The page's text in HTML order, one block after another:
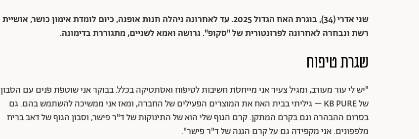
שני אדרי (34), בוגרת האח הגדול 2025. עד לאחרונה ניהלה חנות אופנה, כיום לומדת אימון כושר, אושיית
רשת ונבחרה לאחרונה לפרזנטורית של "סקופ". גרושה ואמא לשניים, מתגוררת בדימונה.
שגרת טיפוח
"יש לי עור מעורב, ומגיל צעיר אני מייחסת חשיבות לטיפוח ואסתטיקה בכלל. בבוקר אני שוטפת פנים עם הסבון
של KB PURE – גיליתי בבית האח את המוצרים הפעילים של החברה, ומאז אני ממשיכה להשתמש בהם. גם
בסרום ההבהרה וגם בקרם המתקן. קרם הגוף שלי הוא של התינוקות של ד"ר פישר, וסבון הגוף של דאב בריח
מלפפונים. אני מקפידה גם על קרם הגנה של ד"ר פישר".